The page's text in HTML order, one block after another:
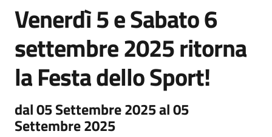
Venerdì 5 e Sabato 6
settembre 2025 ritorna
la Festa dello Sport!
dal 05 Settembre 2025 al 05
Settembre 2025